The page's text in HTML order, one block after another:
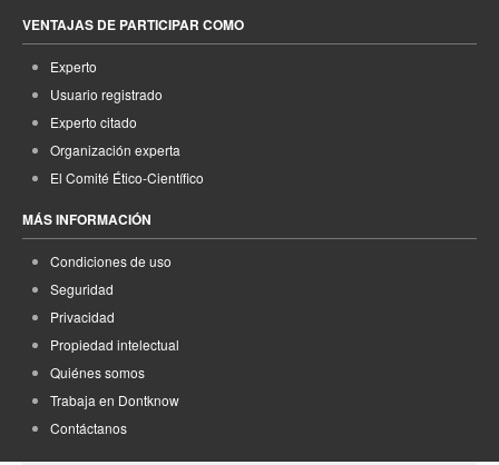
VENTAJAS DE PARTICIPAR COMO
Experto
Usuario registrado
Experto citado
Organización experta
El Comité Ético-Científico
MÁS INFORMACIÓN
Condiciones de uso
Seguridad
Privacidad
Propiedad intelectual
Quiénes somos
Trabaja en Dontknow
Contáctanos